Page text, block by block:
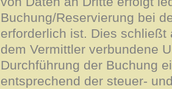
Buchung/Reservierung bei
erforderlich ist. Dies
dem Vermittler verbundene
Durchführung der Buchung
entsprechend der steuer-